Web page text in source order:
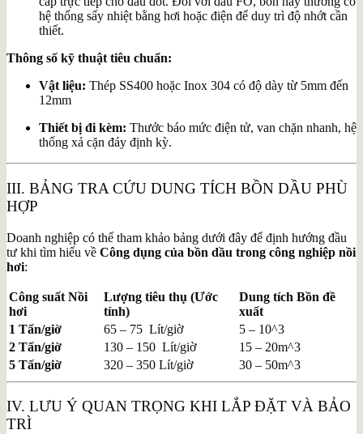
hệ thống sấy nhiệt bằng hơi hoặc điện để duy trì độ nhớt cần
thiết.
Thông số kỹ thuật tiêu chuẩn:
Vật liệu: Thép SS400 hoặc Inox 304 có độ dày từ 5mm đến
12mm
Thiết bị đi kèm: Thước báo mức điện tử, van chặn nhanh, hệ
thống xả cặn đáy định kỳ.
III. BẢNG TRA CỨU DUNG TÍCH BỒN DẦU PHÙ
HỢP
Doanh nghiệp có thể tham khảo bảng dưới đây để định hướng đầu
tư khi tìm hiểu về Công dụng của bồn dầu trong công nghiệp nồi
hơi:
Công suất Nồi
hơi
Lượng tiêu thụ (Ước
tính)
Dung tích Bồn đề
xuất
1 Tấn/giờ
65 – 75 Lít/giờ
5 – 10^3
2 Tấn/giờ
130 – 150 Lít/giờ
15 – 20m^3
5 Tấn/giờ
320 – 350 Lít/giờ 30 – 50m^3
IV. LƯU Ý QUAN TRỌNG KHI LẮP ĐẶT VÀ BẢO
TRÌ